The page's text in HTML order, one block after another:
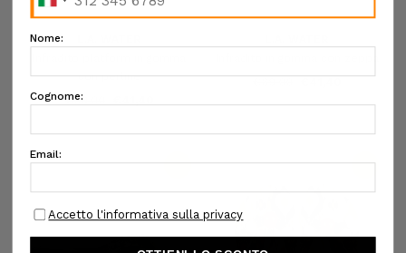
con perline
€69,00